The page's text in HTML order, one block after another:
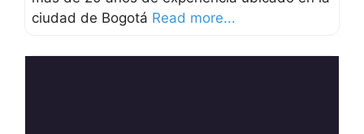
ciudad de Bogotá Read more...